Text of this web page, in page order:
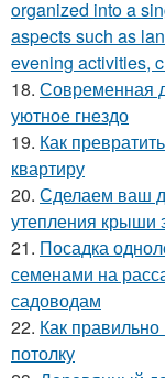
organized into a
aspects such as
evening activities,
18. Современная
уютное гнездо
19. Как
квартиру
20. Сделаем ваш
утепления крыши
21. Посадка
семенами на
садоводам
22. Как правильно
потолку